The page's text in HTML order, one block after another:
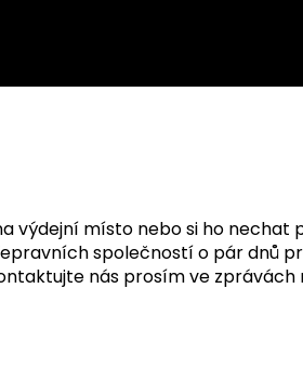
výdejní místo nebo si ho
společností o pár dnů
nás prosím ve